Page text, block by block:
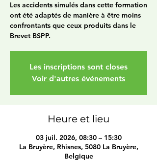
Les accidents simulés dans cette formation
ont été adaptés de manière à être moins
confrontants que ceux produits dans le
Brevet BSPP.
Les inscriptions sont closes
Voir d'autres événements
Heure et lieu
03 juil. 2026, 08:30 – 15:30
La Bruyère, Rhisnes, 5080 La Bruyère,
Belgique